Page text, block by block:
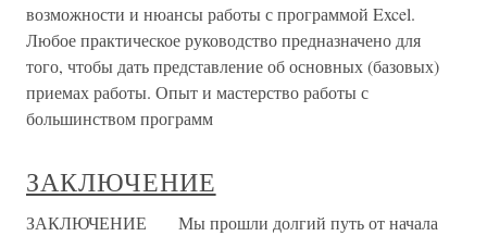
возможности и нюансы работы с программой Excel.
Любое практическое руководство предназначено для
того, чтобы дать представление об основных (базовых)
приемах работы. Опыт и мастерство работы с
большинством программ
ЗАКЛЮЧЕНИЕ
ЗАКЛЮЧЕНИЕ Мы прошли долгий путь от начала